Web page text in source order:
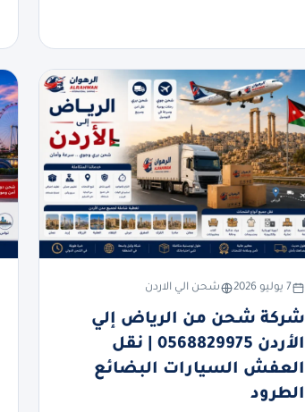
7 يوليو 2026 شحن الي الاردن
شركة شحن من الرياض إلي
الأردن 0568829975 | نقل
العفش السيارات البضائع
الطرود